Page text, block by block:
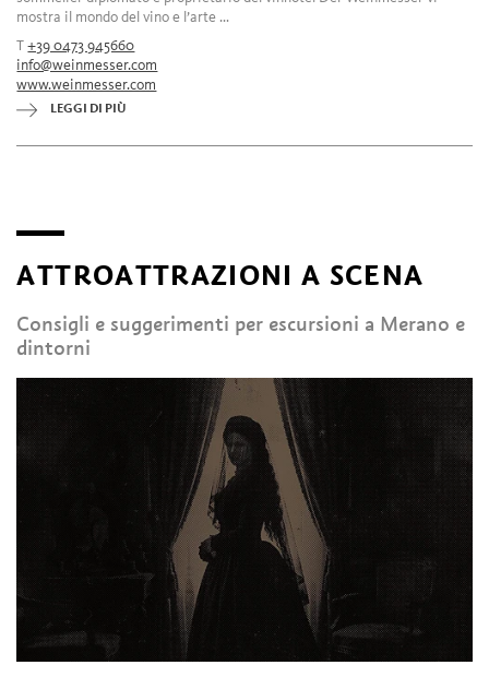
mostra il mondo del vino e l’arte ...
T+39 0473 945660
info@weinmesser.com
www.weinmesser.com
LEGGI DI PIÙ
ATTROATTRAZIONI A SCENA
Consigli e suggerimenti per escursioni a Merano e
dintorni